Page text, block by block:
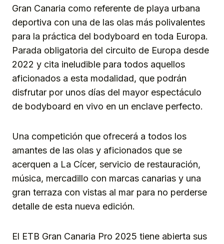
Gran Canaria como referente de playa urbana
deportiva con una de las olas más polivalentes
para la práctica del bodyboard en toda Europa.
Parada obligatoria del circuito de Europa desde
2022 y cita ineludible para todos aquellos
aficionados a esta modalidad, que podrán
disfrutar por unos días del mayor espectáculo
de bodyboard en vivo en un enclave perfecto.
Una competición que ofrecerá a todos los
amantes de las olas y aficionados que se
acerquen a La Cícer, servicio de restauración,
música, mercadillo con marcas canarias y una
gran terraza con vistas al mar para no perderse
detalle de esta nueva edición.
El ETB Gran Canaria Pro 2025 tiene abierta sus